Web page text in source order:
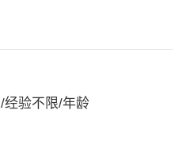
经验不限/年龄